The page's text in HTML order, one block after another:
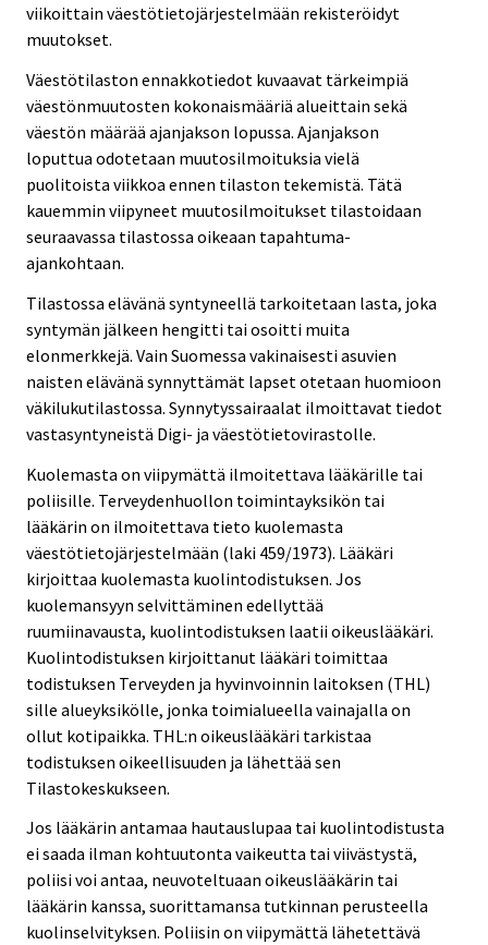
viikoittain väestötietojärjestelmään rekisteröidyt
muutokset.
Väestötilaston ennakkotiedot kuvaavat tärkeimpiä
väestönmuutosten kokonaismääriä alueittain sekä
väestön määrää ajanjakson lopussa. Ajanjakson
loputtua odotetaan muutosilmoituksia vielä
puolitoista viikkoa ennen tilaston tekemistä. Tätä
kauemmin viipyneet muutosilmoitukset tilastoidaan
seuraavassa tilastossa oikeaan tapahtuma-
ajankohtaan.
Tilastossa elävänä syntyneellä tarkoitetaan lasta, joka
syntymän jälkeen hengitti tai osoitti muita
elonmerkkejä. Vain Suomessa vakinaisesti asuvien
naisten elävänä synnyttämät lapset otetaan huomioon
väkilukutilastossa. Synnytyssairaalat ilmoittavat tiedot
vastasyntyneistä Digi- ja väestötietovirastolle.
Kuolemasta on viipymättä ilmoitettava lääkärille tai
poliisille. Terveydenhuollon toimintayksikön tai
lääkärin on ilmoitettava tieto kuolemasta
väestötietojärjestelmään (laki 459/1973). Lääkäri
kirjoittaa kuolemasta kuolintodistuksen. Jos
kuolemansyyn selvittäminen edellyttää
ruumiinavausta, kuolintodistuksen laatii oikeuslääkäri.
Kuolintodistuksen kirjoittanut lääkäri toimittaa
todistuksen Terveyden ja hyvinvoinnin laitoksen (THL)
sille alueyksikölle, jonka toimialueella vainajalla on
ollut kotipaikka. THL:n oikeuslääkäri tarkistaa
todistuksen oikeellisuuden ja lähettää sen
Tilastokeskukseen.
Jos lääkärin antamaa hautauslupaa tai kuolintodistusta
ei saada ilman kohtuutonta vaikeutta tai viivästystä,
poliisi voi antaa, neuvoteltuaan oikeuslääkärin tai
lääkärin kanssa, suorittamansa tutkinnan perusteella
kuolinselvityksen. Poliisin on viipymättä lähetettävä